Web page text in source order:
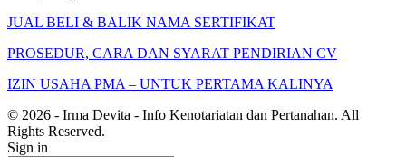
JUAL BELI & BALIK NAMA SERTIFIKAT
PROSEDUR, CARA DAN SYARAT PENDIRIAN CV
IZIN USAHA PMA – UNTUK PERTAMA KALINYA
© 2026 - Irma Devita - Info Kenotariatan dan Pertanahan. All
Rights Reserved.
Sign in